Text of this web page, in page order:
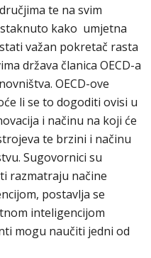
te na svim
kako umjetna
važan pokretač rasta
država članica OECD-a
OECD-ove
li se to dogoditi ovisi u
i načinu na koji će
te brzini i načinu
Sugovornici su
razmatraju načine
postavlja se
inteligencijom
mogu naučiti jedni od